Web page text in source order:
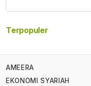
Terpopuler
AMEERA
EKONOMI SYARIAH